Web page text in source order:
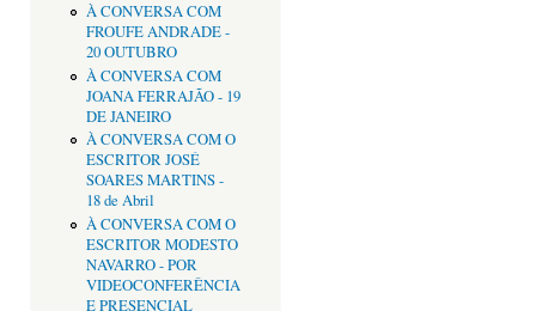
À CONVERSA COM
FROUFE ANDRADE -
20 OUTUBRO
À CONVERSA COM
JOANA FERRAJÃO - 19
DE JANEIRO
À CONVERSA COM O
ESCRITOR JOSÉ
SOARES MARTINS -
18 de Abril
À CONVERSA COM O
ESCRITOR MODESTO
NAVARRO - POR
VIDEOCONFERÊNCIA
E PRESENCIAL